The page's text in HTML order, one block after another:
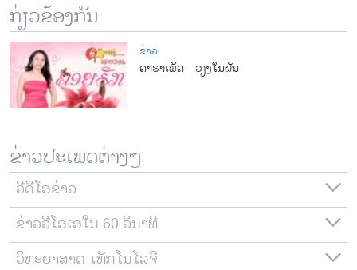
ວີດີໂອ
ສຽງ
ລາຍການກະຈາຍສຽງ
ລາຍງານ
ຕິດຕາມພວກເຮົາ ທີ່
ພາສາຕ່າງໆ
ກ່ຽວຂ້ອງກັນ
ຂ່າວ
ດາຣາເພັດ - ວຽງໃນຝັນ
ຂ່າວປະເພດຕ່າງໆ
ວີດີໂອຂ່າວ
ຂ່າວວີໂອເອໃນ 60 ວິນາທີ
ວິທະຍາສາດ-ເທັກໂນໂລຈີ